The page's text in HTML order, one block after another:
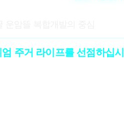
주거 라이프를 선점하십